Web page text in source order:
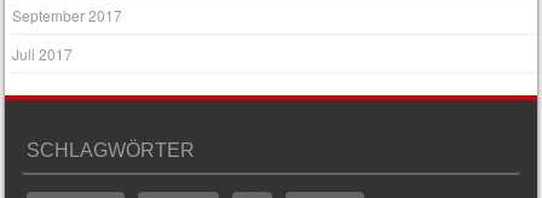
September 2017
Juli 2017
SCHLAGWÖRTER